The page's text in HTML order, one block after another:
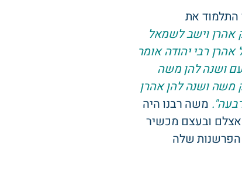
התלמוד את
אהרן וישב לשמאל
רבי יהודה אומר
ושנה להן משה
משה ושנה להן אהרן
משה רבנו היה
אצלם ובעצם מכשיר
שלה